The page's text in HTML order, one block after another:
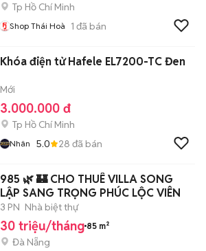
Tp Hồ Chí Minh
Shop Thái Hoà 1 đã bán
Khóa điện tử Hafele EL7200-TC Đen
Mới
3.000.000 đ
Tp Hồ Chí Minh
Nhân 5.0 28 đã bán
985 🌿 🏰 CHO THUÊ VILLA SONG
LẬP SANG TRỌNG PHÚC LỘC VIÊN
3 PN Nhà biệt thự
30 triệu/tháng 85 m²
Đà Nẵng